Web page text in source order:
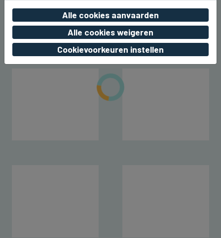
Stationskermis gestart in Tielt
zo 09 augustus 2026, 15:33
Alle cookies aanvaarden
Alle cookies weigeren
Cookievoorkeuren instellen